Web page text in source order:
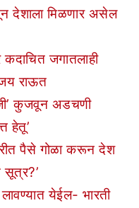
देशाला मिळणार असेल
जगातलाही
राऊत
कुजवून अडचणी
हेतू’
पैसे गोळा करून देश
येईल- भारती